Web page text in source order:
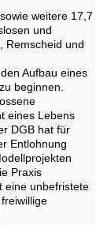
weitere 17,7
und
Remscheid und
Aufbau eines
beginnen.
eines Lebens
DGB hat für
Entlohnung
Praxis
eine unbefristete